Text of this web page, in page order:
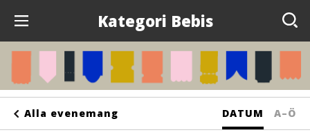
Kategori Bebis
Anslagstavlan
Arrangörer
Alla evenemang Sortera
DATUM A–Ö